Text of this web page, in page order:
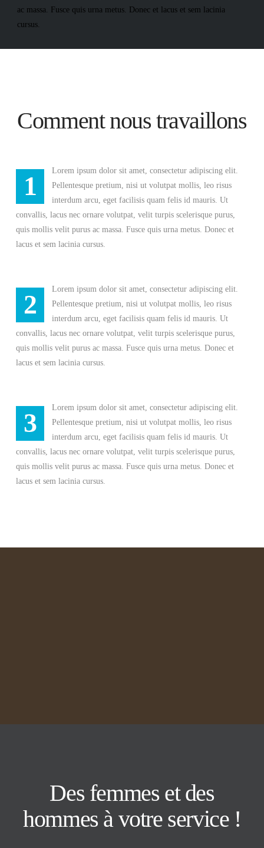
ac massa. Fusce quis urna metus. Donec et lacus et sem lacinia
cursus.
Comment nous travaillons
1
Lorem ipsum dolor sit amet, consectetur adipiscing elit.
Pellentesque pretium, nisi ut volutpat mollis, leo risus
interdum arcu, eget facilisis quam felis id mauris. Ut
convallis, lacus nec ornare volutpat, velit turpis scelerisque purus,
quis mollis velit purus ac massa. Fusce quis urna metus. Donec et
lacus et sem lacinia cursus.
2
Lorem ipsum dolor sit amet, consectetur adipiscing elit.
Pellentesque pretium, nisi ut volutpat mollis, leo risus
interdum arcu, eget facilisis quam felis id mauris. Ut
convallis, lacus nec ornare volutpat, velit turpis scelerisque purus,
quis mollis velit purus ac massa. Fusce quis urna metus. Donec et
lacus et sem lacinia cursus.
3
Lorem ipsum dolor sit amet, consectetur adipiscing elit.
Pellentesque pretium, nisi ut volutpat mollis, leo risus
interdum arcu, eget facilisis quam felis id mauris. Ut
convallis, lacus nec ornare volutpat, velit turpis scelerisque purus,
quis mollis velit purus ac massa. Fusce quis urna metus. Donec et
lacus et sem lacinia cursus.
Des femmes et des
hommes à votre service !